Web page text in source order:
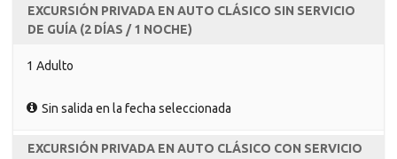
EXCURSIÓN PRIVADA EN AUTO CLÁSICO SIN SERVICIO
DE GUÍA (2 DÍAS / 1 NOCHE)
1 Adulto
Sin salida en la fecha seleccionada
EXCURSIÓN PRIVADA EN AUTO CLÁSICO CON SERVICIO